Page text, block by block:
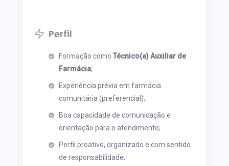
Perfil
Formação como Técnico(a) Auxiliar de
Farmácia;
Experiência prévia em farmácia
comunitária (preferencial);
Boa capacidade de comunicação e
orientação para o atendimento;
Perfil proativo, organizado e com sentido
de responsabilidade;